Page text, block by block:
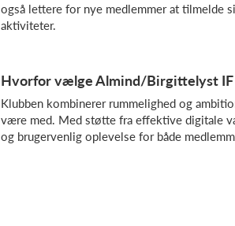
også lettere for nye medlemmer at tilmelde
aktiviteter.
Hvorfor vælge Almind/Birgittelyst IF
Klubben kombinerer rummelighed og
være med. Med støtte fra effektive digitale
og brugervenlig oplevelse for både